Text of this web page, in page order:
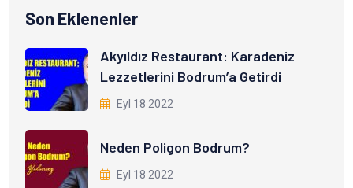
Son Eklenenler
Akyıldız Restaurant: Karadeniz
Lezzetlerini Bodrum’a Getirdi
Eyl 18 2022
Neden Poligon Bodrum?
Eyl 18 2022